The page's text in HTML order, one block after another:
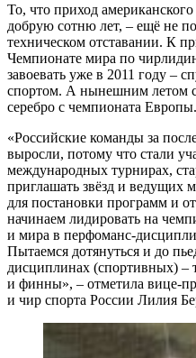
То, что приход
добрую сотню лет, – ещё не
техническом отставании. К
Чемпионате мира по
завоевать уже в 2011 году –
спортом. А нынешним летом
серебро с чемпионата Европы.
«Российские команды за
выросли, потому что стали
международных турнирах,
приглашать звёзд и ведущих
для постановки программ и
начинаем лидировать на
и мира в перфоманс-
Пытаемся дотянуться и до
дисциплинах (спортивных) –
и финны», – отметила вице-
и чир спорта России Лилия